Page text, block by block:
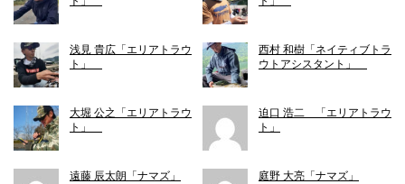
浅見 貴広「エリアトラウ
ト」
西村 和樹「ネイティブトラ
ウトアシスタント」
大堀 公之「エリアトラウ
ト」
迫口 浩二 「エリアトラウ
ト」
遠藤 辰太朗「ナマズ」 庭野 大亮「ナマズ」